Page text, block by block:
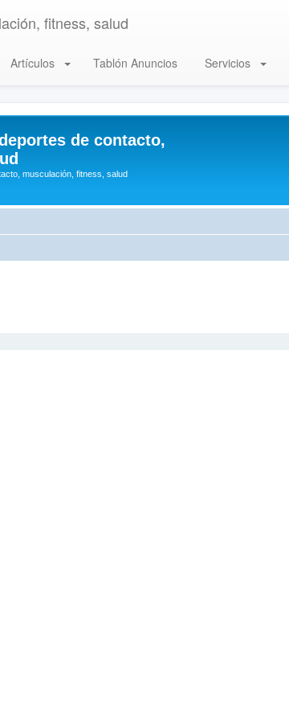
fitness, salud
Artículos Tablón Anuncios Servicios
de contacto,
musculación, fitness, salud